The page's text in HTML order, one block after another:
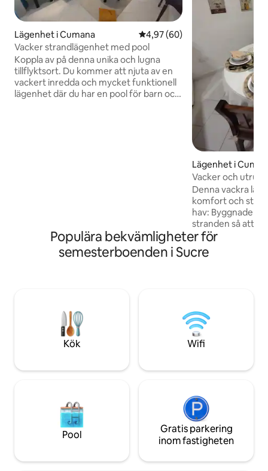
Lägenhet i Cumana 4,97 av 5 i genomsnittligt
4,97 (60)
Vacker strandlägenhet med pool
Koppla av på denna unika och lugna
tillflyktsort. Du kommer att njuta av en
vackert inredda och mycket funktionell
lägenhet där du har en pool för barn och
Lägenhet i
Vacker och
Denna vackra
komfort och stil
hav: Byggnaden
stranden så att
av havet på
svalka dig i
en bekväm säng
trygg och
bubbla i Cumaná
Populära bekvämligheter för
semesterboenden i Sucre
Kök Wifi
Pool
Gratis parkering
inom fastigheten